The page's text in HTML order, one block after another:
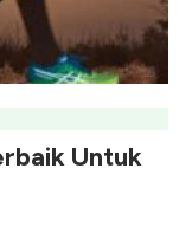
Untuk